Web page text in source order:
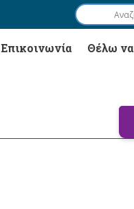
Επικοινωνία Θέλω να